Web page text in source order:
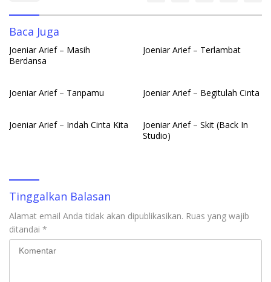
o
k
p n
Baca Juga
Joeniar Arief – Masih
Berdansa
Joeniar Arief – Terlambat
Joeniar Arief – Tanpamu Joeniar Arief – Begitulah Cinta
Joeniar Arief – Indah Cinta Kita
Joeniar Arief – Skit (Back In
Studio)
Tinggalkan Balasan
Alamat email Anda tidak akan dipublikasikan. Ruas yang wajib
ditandai *